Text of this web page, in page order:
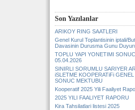
Son Yazılanlar
ARIKOY RING SAATLERI
Genel Kurul Toplantisinin iptali/
Davasinin Durusma Gunu
TOPLU YAPI YONETIMI
05.04.2026
SINIRLI SORUMLU SARIYER
iSLETME KOOPERATiFi GENEL
SONUC MEKTUBU
Kooperatif 2025 Yili Faaliyet
2025 YILI FAALIYET RAPORU
Kira Tahsilatlari listesi 2025